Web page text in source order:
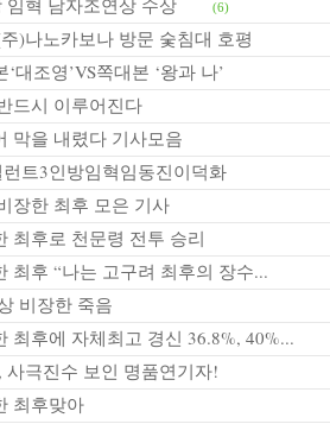
임혁 남자조연상 수상 (6)
)나노카보나 방문 숯침대 호평
대조영’VS쪽대본 ‘왕과 나’
드시 이루어진다
막을 내렸다 기사모음
트3인방임혁임동진이덕화
장한 최후 모은 기사
최후로 천문령 전투 승리
최후 “나는 고구려 최후의 장수...
비장한 죽음
최후에 자체최고 경신 36.8%, 40%...
사극진수 보인 명품연기자!
최후맞아